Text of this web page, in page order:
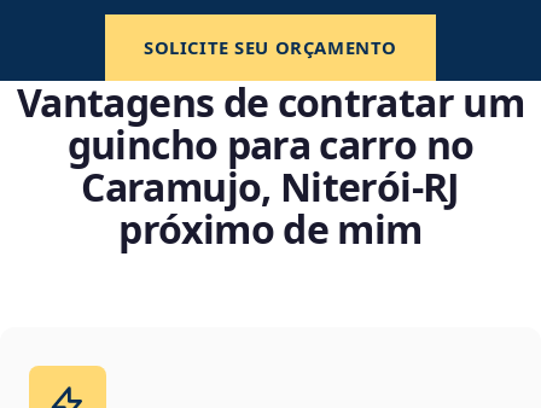
SOLICITE SEU ORÇAMENTO
Vantagens de contratar um
guincho para carro no
Caramujo, Niterói‑RJ
próximo de mim